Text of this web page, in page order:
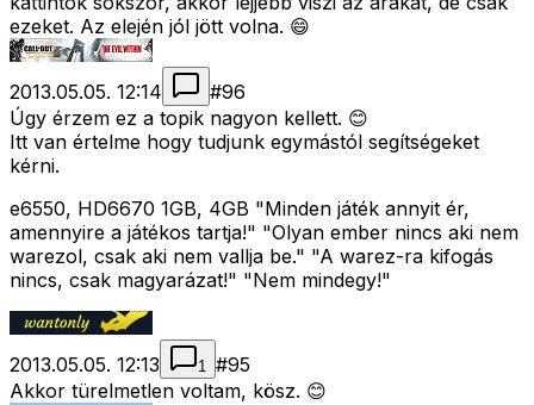
ezeket. Az elején jól jött volna. 😄
2013.05.05. 12:14 #96
Úgy érzem ez a topik nagyon kellett. 😊
Itt van értelme hogy tudjunk egymástól segítségeket
kérni.
e6550, HD6670 1GB, 4GB "Minden játék annyit ér,
amennyire a játékos tartja!" "Olyan ember nincs aki nem
warezol, csak aki nem vallja be." "A warez-ra kifogás
nincs, csak magyarázat!" "Nem mindegy!"
2013.05.05. 12:13 1 #95
Akkor türelmetlen voltam, kösz. 😊